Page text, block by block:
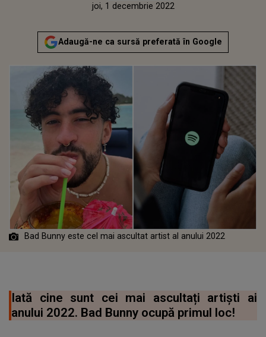
Publicat:
joi, 1 decembrie 2022
Adaugă-ne ca sursă preferată în Google
Bad Bunny este cel mai ascultat artist al anului 2022
Iată cine sunt cei mai ascultați artiști ai
anului 2022. Bad Bunny ocupă primul loc!